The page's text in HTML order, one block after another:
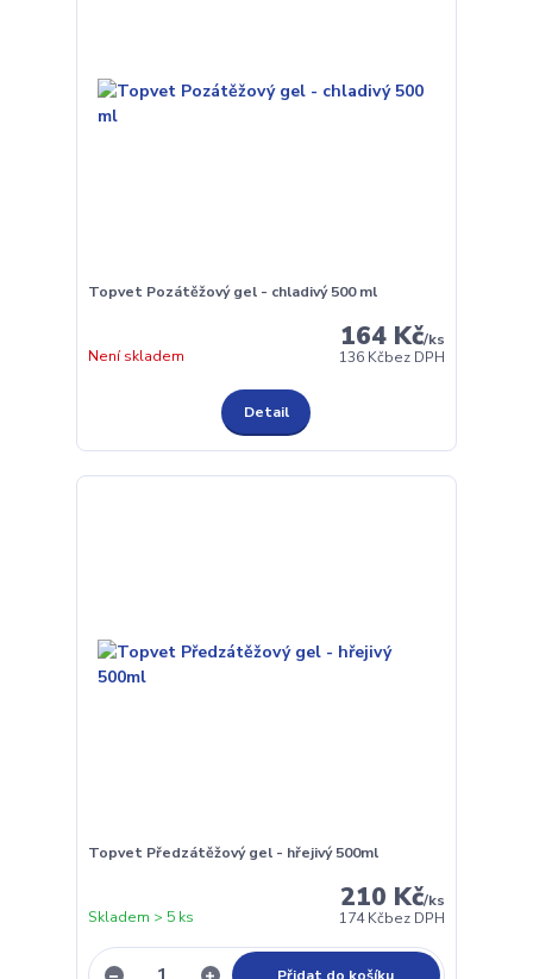
Topvet Pozátěžový gel - chladivý 500 ml
164 Kč/ks
136 Kčbez DPH
Není skladem
Detail
Topvet Předzátěžový gel - hřejivý 500ml
210 Kč/ks
174 Kčbez DPH
Skladem > 5 ks
Přidat do košíku